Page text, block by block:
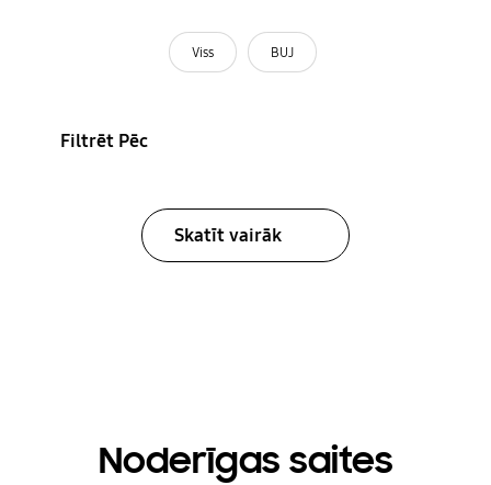
Viss BUJ
Filtrēt Pēc
Skatīt vairāk
Noderīgas saites